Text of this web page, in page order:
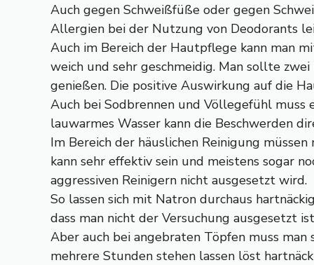
Auch gegen Schweißfüße oder gegen
Allergien bei der Nutzung von Deodorants
Auch im Bereich der Hautpflege kann man
weich und sehr geschmeidig. Man sollte
genießen. Die positive Auswirkung auf die
Auch bei Sodbrennen und Völlegefühl
lauwarmes Wasser kann die Beschwerden
Im Bereich der häuslichen Reinigung
kann sehr effektiv sein und meistens sogar
aggressiven Reinigern nicht ausgesetzt wird.
So lassen sich mit Natron durchaus
dass man nicht der Versuchung ausgesetzt
Aber auch bei angebraten Töpfen muss
mehrere Stunden stehen lassen löst